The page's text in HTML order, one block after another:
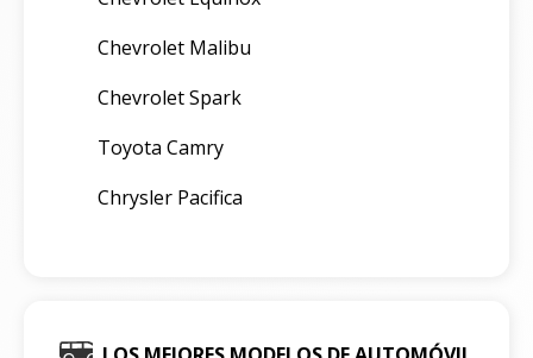
Chevrolet Malibu
Chevrolet Spark
Toyota Camry
Chrysler Pacifica